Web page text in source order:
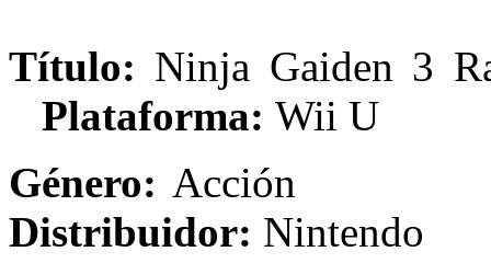
Título: Ninja
Plataforma: Wii U
Género:
Distribuidor: Nintendo